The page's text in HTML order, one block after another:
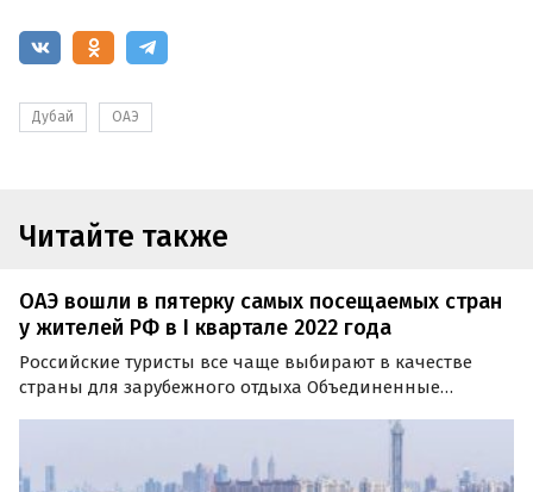
Дубай ОАЭ
Читайте также
ОАЭ вошли в пятерку самых посещаемых стран
у жителей РФ в I квартале 2022 года
Российские туристы все чаще выбирают в качестве
страны для зарубежного отдыха Объединенные
TourDom.ru со ссылкой на свежий квартальный отчет
пограничной службы ФСБ.